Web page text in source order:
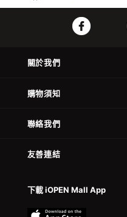
關於我們
購物須知
聯絡我們
友善連結
下載 iOPEN Mall App